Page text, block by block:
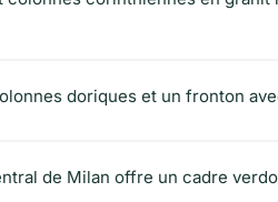
doriques et un fronton
de Milan offre un cadre